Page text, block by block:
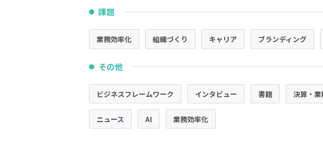
● 課題
業務効率化 組織づくり キャリア ブランディング
● その他
ビジネスフレームワーク インタビュー 書籍 決算・業
ニュース AI 業務効率化